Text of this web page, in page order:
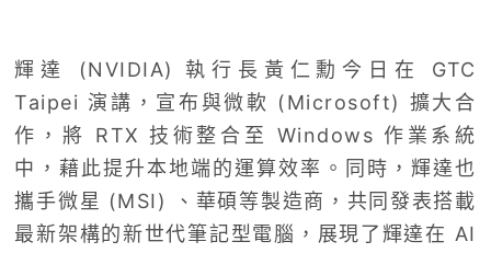
輝達 (NVIDIA) 執行長黃仁勳今日在 GTC
Taipei 演講，宣布與微軟 (Microsoft) 擴大合
作，將 RTX 技術整合至 Windows 作業系統
中，藉此提升本地端的運算效率。同時，輝達也
攜手微星 (MSI) 、華碩等製造商，共同發表搭載
最新架構的新世代筆記型電腦，展現了輝達在 AI